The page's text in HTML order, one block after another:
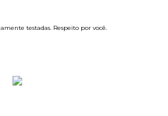
testadas. Respeito por você.